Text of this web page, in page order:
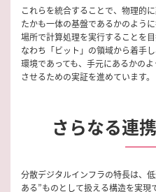
これらを統合することで、物理的
たかも一体の基盤であるかのよう
場所で計算処理を実行することを
なわち「ビット」の領域から着手
環境であっても、手元にあるかの
させるための実証を進めています。
さらなる連
分散デジタルインフラの特長は、
ある”ものとして扱える構造を実現